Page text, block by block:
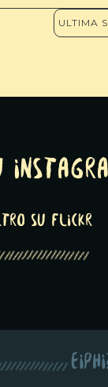
ULTIMA
su Flickr